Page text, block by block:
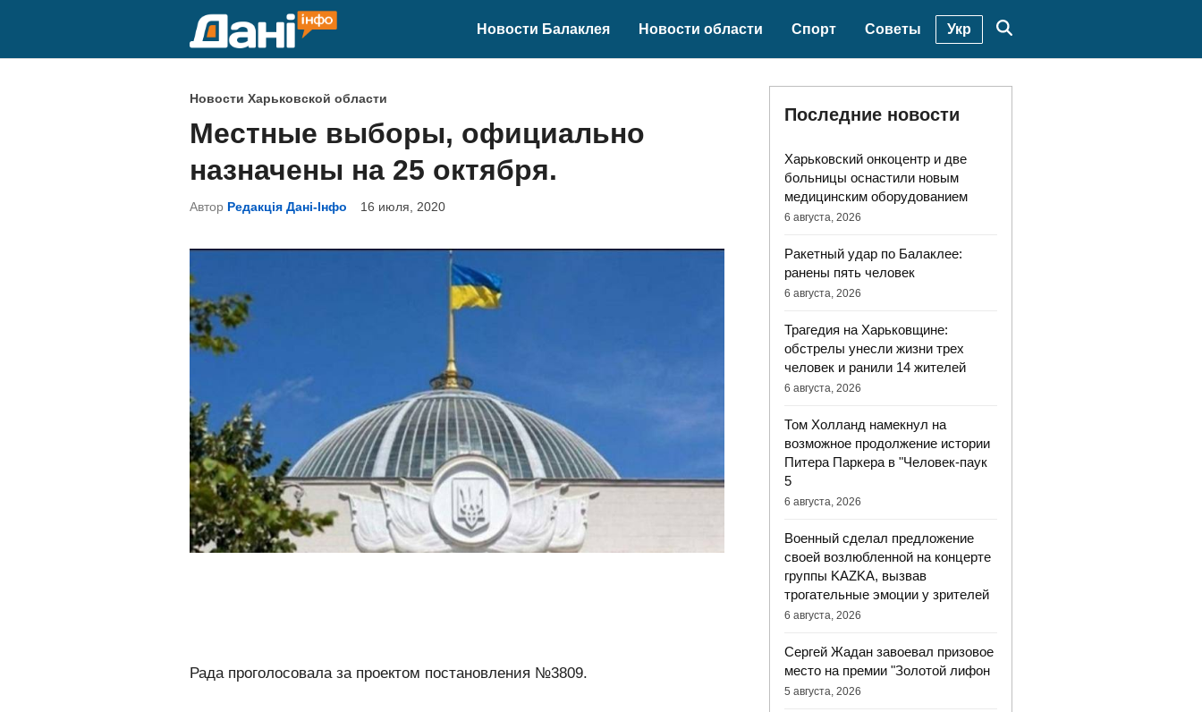
Новости Балаклея Новости области Спорт Советы Укр
О
п
у
б
к
о
в
а
н
в
Новости Харьковской области
Местные выборы, официально
назначены на 25 октября.
Автор Редакція Дані-Інфо 16 июля, 2020
Рада проголосовала за проектом постановления №3809.
Последние новости
Харьковский онкоцентр и две
больницы оснастили новым
медицинским оборудованием
6 августа, 2026
Ракетный удар по Балаклее:
ранены пять человек
6 августа, 2026
Трагедия на Харьковщине:
обстрелы унесли жизни трех
человек и ранили 14 жителей
6 августа, 2026
Том Холланд намекнул на
возможное продолжение истории
Питера Паркера в "Человек-паук
5
6 августа, 2026
Военный сделал предложение
своей возлюбленной на концерте
группы KAZKA, вызвав
трогательные эмоции у зрителей
6 августа, 2026
Сергей Жадан завоевал призовое
место на премии "Золотой лифон
5 августа, 2026